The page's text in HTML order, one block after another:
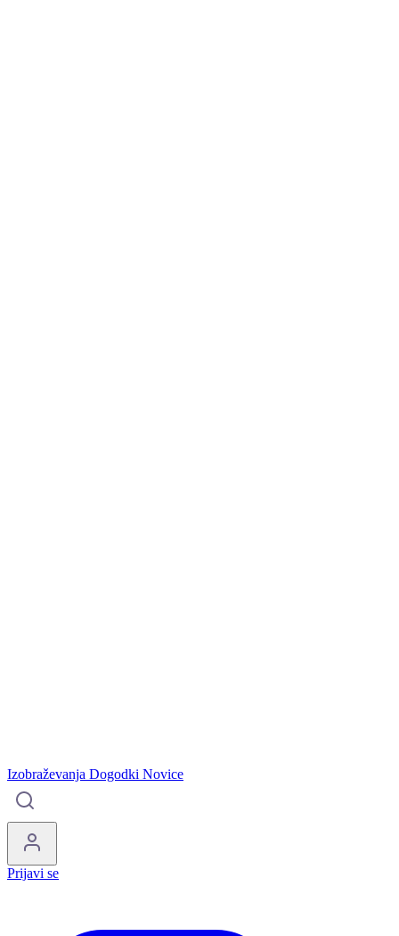
Izobraževanja Dogodki Novice
Prijavi se